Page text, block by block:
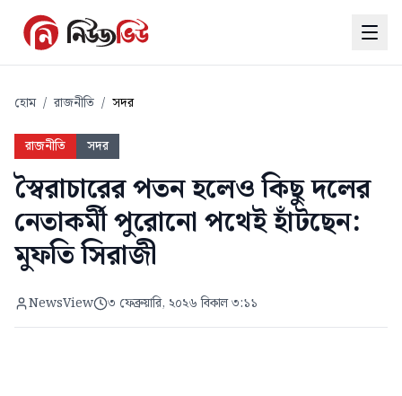
হোম / রাজনীতি / সদর
রাজনীতি সদর
স্বৈরাচারের পতন হলেও কিছু দলের
নেতাকর্মী পুরোনো পথেই হাঁটছেন:
মুফতি সিরাজী
NewsView ৩ ফেব্রুয়ারি, ২০২৬ বিকাল ৩:১১